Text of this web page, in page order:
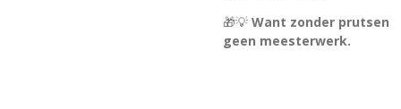
🎁💡 Want zonder prutsen
geen meesterwerk.